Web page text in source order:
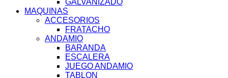
GALVANIZADO
MAQUINAS
ACCESORIOS
FRATACHO
ANDAMIO
BARANDA
ESCALERA
JUEGO ANDAMIO
TABLON